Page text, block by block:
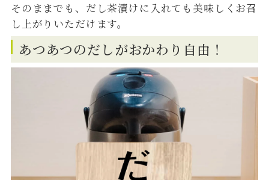
そのままでも、だし茶漬けに入れても美味しくお召
し上がりいただけます。
あつあつのだしがおかわり自由！